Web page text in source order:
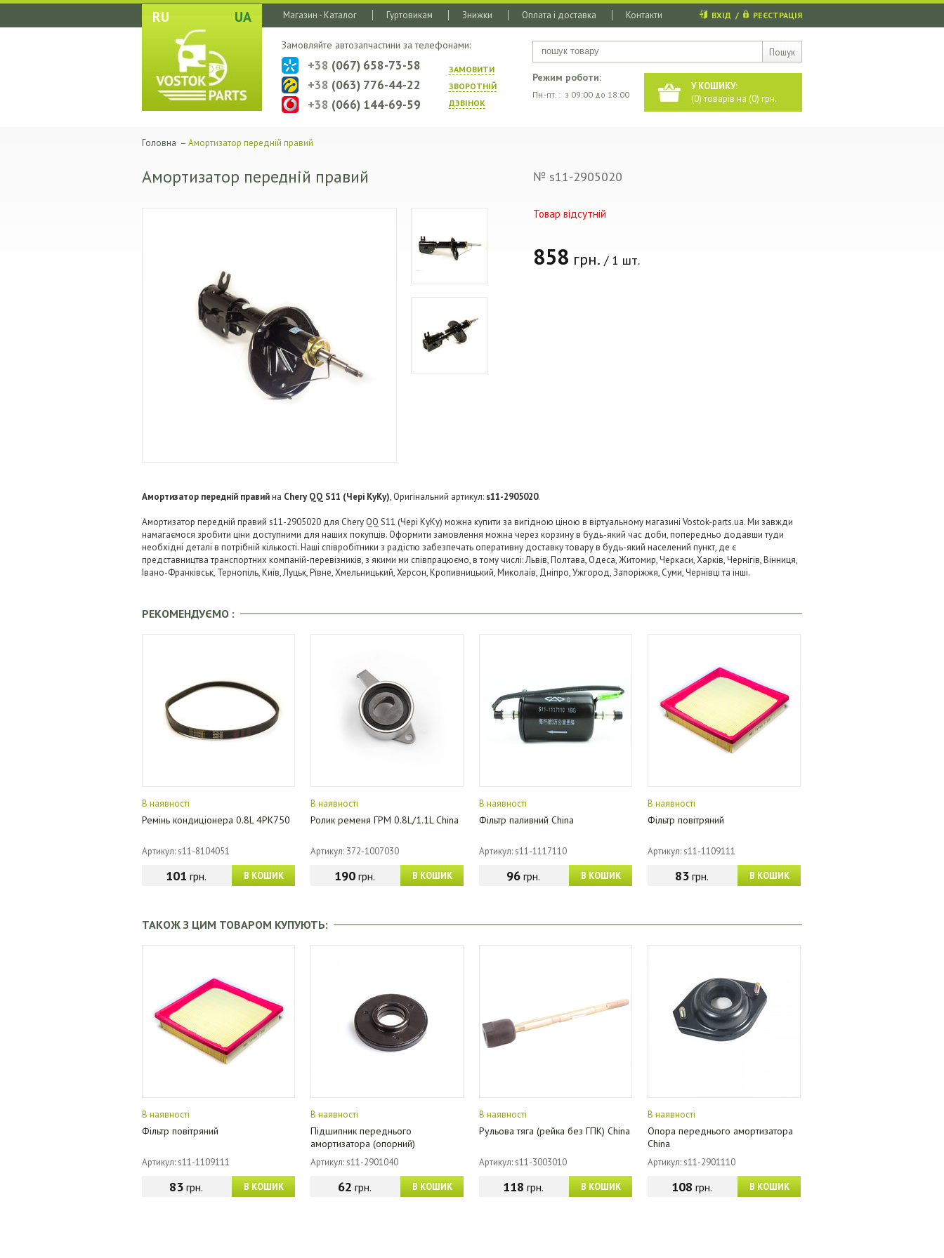
RU UA
Пошук
Магазин - Каталог Гуртовикам Знижки Оплата і доставка Контакти ВХІД / РЕЄСТРАЦІЯ
У КОШИКУ:
(0) товарів на (0) грн.
Режим роботи:
Пн.-пт. : з 09:00 до 18:00
Замовляйте автозапчастини за телефонами:
ЗАМОВИТИ
ЗВОРОТНIЙ
ДЗВIНОК
+38 (067) 658-73-58
+38 (063) 776-44-22
+38 (066) 144-69-59
Головна – Амортизатор передній правий
Амортизатор передній правий № s11-2905020
Товар відсутній
858 грн. / 1 шт.
Амортизатор передній правийна Chery QQ S11 (Чері КуКу), Оригінальний артикул: s11-2905020.
Амортизатор передній правий s11-2905020 для Chery QQ S11 (Чері КуКу) можна купити за вигідною ціною в віртуальному магазині Vostok-parts.ua. Ми завжди
намагаємося зробити ціни доступними для наших покупців. Оформити замовлення можна через корзину в будь-який час доби, попередньо додавши туди
необхідні деталі в потрібній кількості. Наші співробітники з радістю забезпечать оперативну доставку товару в будь-який населений пункт, де є
представництва транспортних компаній-перевізників, з якими ми співпрацюємо, в тому числі: Львів, Полтава, Одеса, Житомир, Черкаси, Харків, Чернігів, Вінниця,
Івано-Франківськ, Тернопіль, Київ, Луцьк, Рівне, Хмельницький, Херсон, Кропивницький, Миколаїв, Дніпро, Ужгород, Запоріжжя, Суми, Чернівці та інші.
РЕКОМЕНДУЄМО :
В наявності
Ремінь кондиціонера 0.8L 4PK750
Артикул: s11-8104051
В КОШИК
101 грн.
В наявності
Ролик ременя ГРМ 0.8L/1.1L China
Артикул: 372-1007030
В КОШИК
190грн.
В наявності
Фільтр паливний China
Артикул: s11-1117110
В КОШИК
96грн.
В наявності
Фільтр повітряний
Артикул: s11-1109111
В КОШИК
83грн.
ТАКОЖ З ЦИМ ТОВАРОМ КУПУЮТЬ:
В наявності
Фільтр повітряний
Артикул: s11-1109111
В КОШИК
83грн.
В наявності
Підшипник переднього
амортизатора (опорний)
Артикул: s11-2901040
В КОШИК
62 грн.
В наявності
Рульова тяга (рейка без ГПК) China
Артикул: s11-3003010
В КОШИК
118 грн.
В наявності
Опора переднього амортизатора
China
Артикул: s11-2901110
В КОШИК
108 грн.